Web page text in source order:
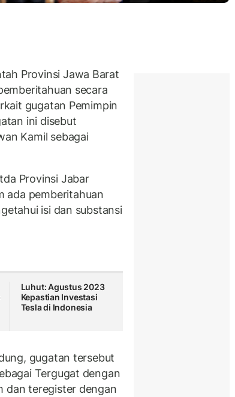
Provinsi Jawa Barat
secara
gugatan Pemimpin
ini disebut
Kamil sebagai
Provinsi Jabar
ada pemberitahuan
isi dan substansi
Luhut: Agustus 2023
Kepastian Investasi
Tesla di Indonesia
gugatan tersebut
Tergugat dengan
dan teregister dengan